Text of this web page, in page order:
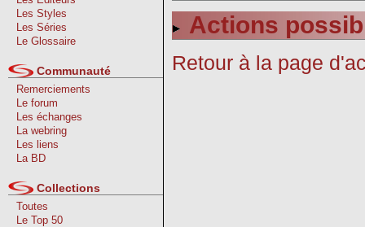
Les Styles
Les Séries
Le Glossaire
Communauté
Remerciements
Le forum
Les échanges
La webring
Les liens
La BD
Collections
Toutes
Le Top 50
Actions
Retour à la page